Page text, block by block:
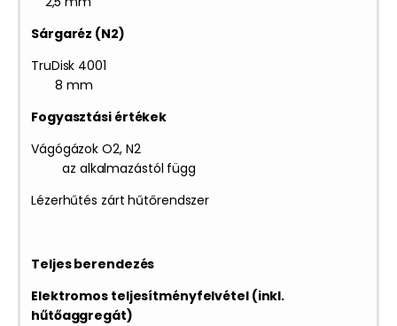
Sárgaréz (N2)
TruDisk 4001
8 mm
Fogyasztási értékek
Vágógázok O2, N2
az alkalmazástól függ
Lézerhűtés zárt hűtőrendszer
Teljes berendezés
Elektromos teljesítményfelvétel (inkl.
hűtőaggregát)